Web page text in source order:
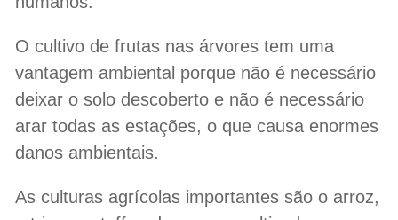
O cultivo de frutas nas árvores tem uma
vantagem ambiental porque não é necessário
deixar o solo descoberto e não é necessário
arar todas as estações, o que causa enormes
danos ambientais.
As culturas agrícolas importantes são o arroz,